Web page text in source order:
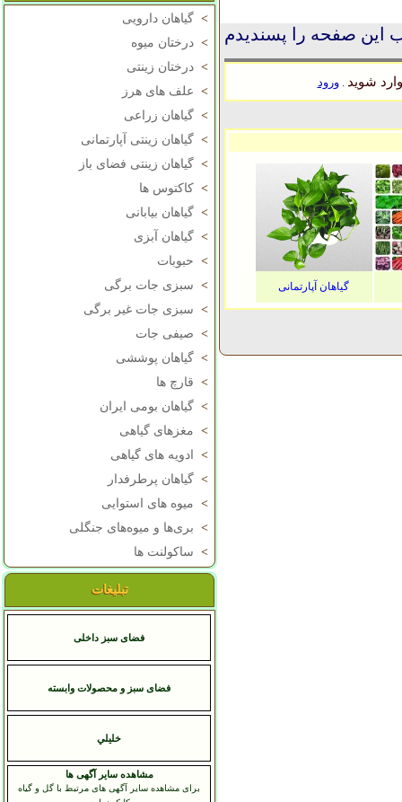
> گیاهان دارویی
> درختان میوه
> درختان زینتی
> علف های هرز
> گیاهان زراعی
> گیاهان زینتی آپارتمانی
> گیاهان زینتی فضای باز
> کاکتوس ها
> گیاهان بیابانی
> گیاهان آبزی
> حبوبات
> سبزی جات برگی
> سبزی جات غیر برگی
> صیفی جات
> گیاهان پوششی
> قارچ ها
> گیاهان بومی ایران
> مغزهای گیاهی
>
ادویه های گیاهی
> گیاهان پرطرفدار
> میوه های استوایی
> بری‌ها و میوه‌های جنگلی
> ساکولنت ها
تبلیغات
فضای سبز داخلی
فضای سبز و محصولات وابسته
خليلي
مشاهده سایر آگهی ها
برای مشاهده سایر آگهی های مرتبط با گل و گیاه
این صفحه را پسندیدم
شوید .ورود
گیاهان آپارتمانی